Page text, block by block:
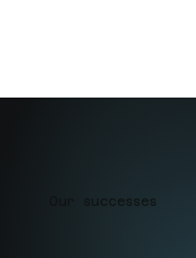
Our successes